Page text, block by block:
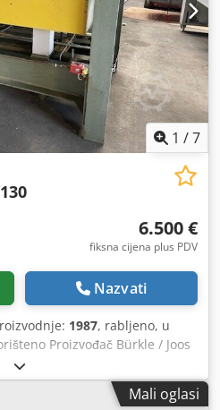
1 /7
6.500 €
fiksna cijena plus PDV
Nazvati
1987, rabljeno, u
Proizvođač Bürkle / Joos
od strane Joos 1987,
250/130 godina proizvodnje
etaža Veličina ploče 2500 x
Mali oglasi